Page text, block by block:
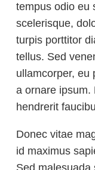
tempus odio eu
scelerisque,
turpis porttitor
tellus. Sed
ullamcorper, eu
a ornare ipsum.
hendrerit
Donec vitae
id maximus
Sed malesuada